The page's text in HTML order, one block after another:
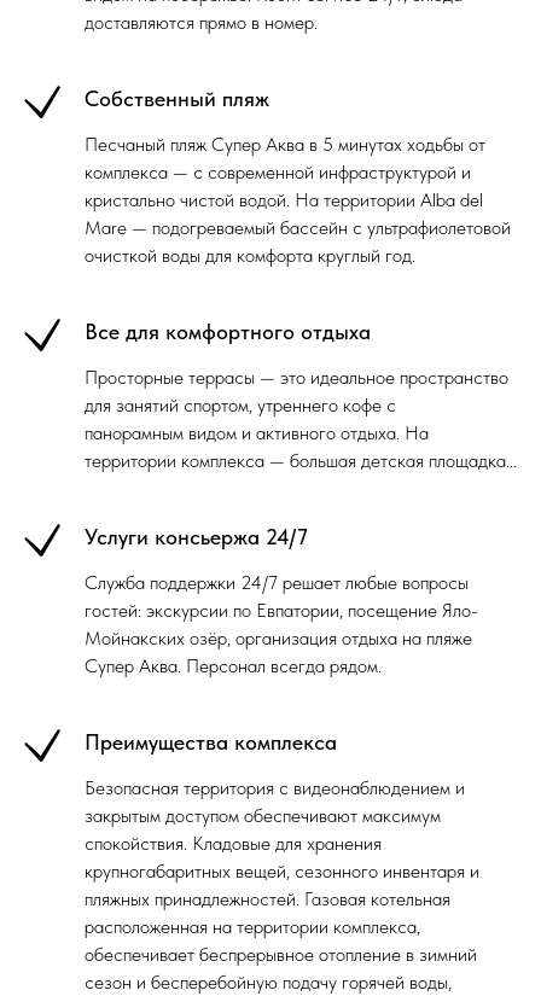
доставляются прямо в номер.
Собственный пляж
Песчаный пляж Супер Аква в 5 минутах ходьбы от
комплекса — с современной инфраструктурой и
кристально чистой водой. На территории Alba del
Mare — подогреваемый бассейн с ультрафиолетовой
очисткой воды для комфорта круглый год.
Все для комфортного отдыха
Просторные террасы — это идеальное пространство
для занятий спортом, утреннего кофе с
панорамным видом и активного отдыха. На
территории комплекса — большая детская площадка...
Услуги консьержа 24/7
Служба поддержки 24/7 решает любые вопросы
гостей: экскурсии по Евпатории, посещение Яло-
Мойнакских озёр, организация отдыха на пляже
Супер Аква. Персонал всегда рядом.
Преимущества комплекса
Безопасная территория с видеонаблюдением и
закрытым доступом обеспечивают максимум
спокойствия. Кладовые для хранения
крупногабаритных вещей, сезонного инвентаря и
пляжных принадлежностей. Газовая котельная
расположенная на территории комплекса,
обеспечивает беспрерывное отопление в зимний
сезон и бесперебойную подачу горячей воды,